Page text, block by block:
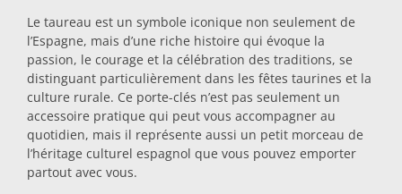
Verres
Verres à shot
Le taureau est un symbole iconique non seulement de
l’Espagne, mais d’une riche histoire qui évoque la
passion, le courage et la célébration des traditions, se
distinguant particulièrement dans les fêtes taurines et la
culture rurale. Ce porte-clés n’est pas seulement un
accessoire pratique qui peut vous accompagner au
quotidien, mais il représente aussi un petit morceau de
l’héritage culturel espagnol que vous pouvez emporter
partout avec vous.